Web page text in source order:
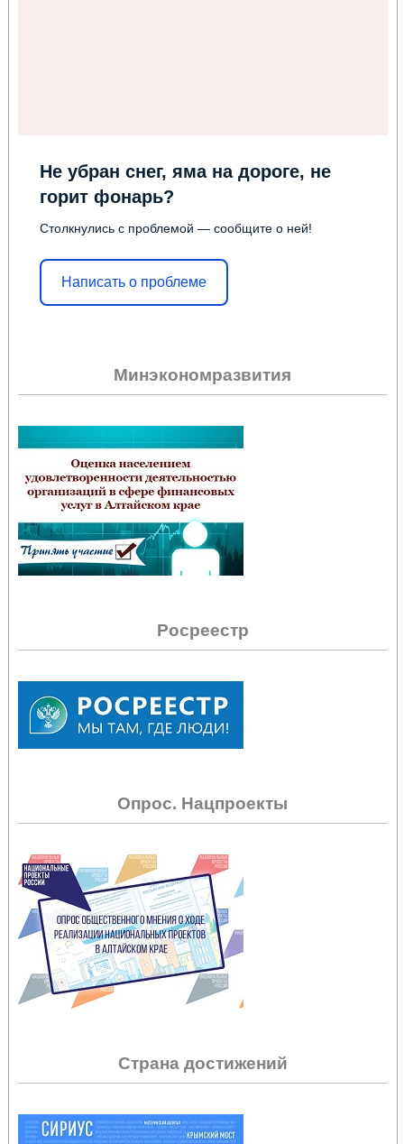
Не убран снег, яма на дороге, не
горит фонарь?
Столкнулись с проблемой — сообщите о ней!
Написать о проблеме
Минэкономразвития
Росреестр
Опрос. Нацпроекты
Страна достижений